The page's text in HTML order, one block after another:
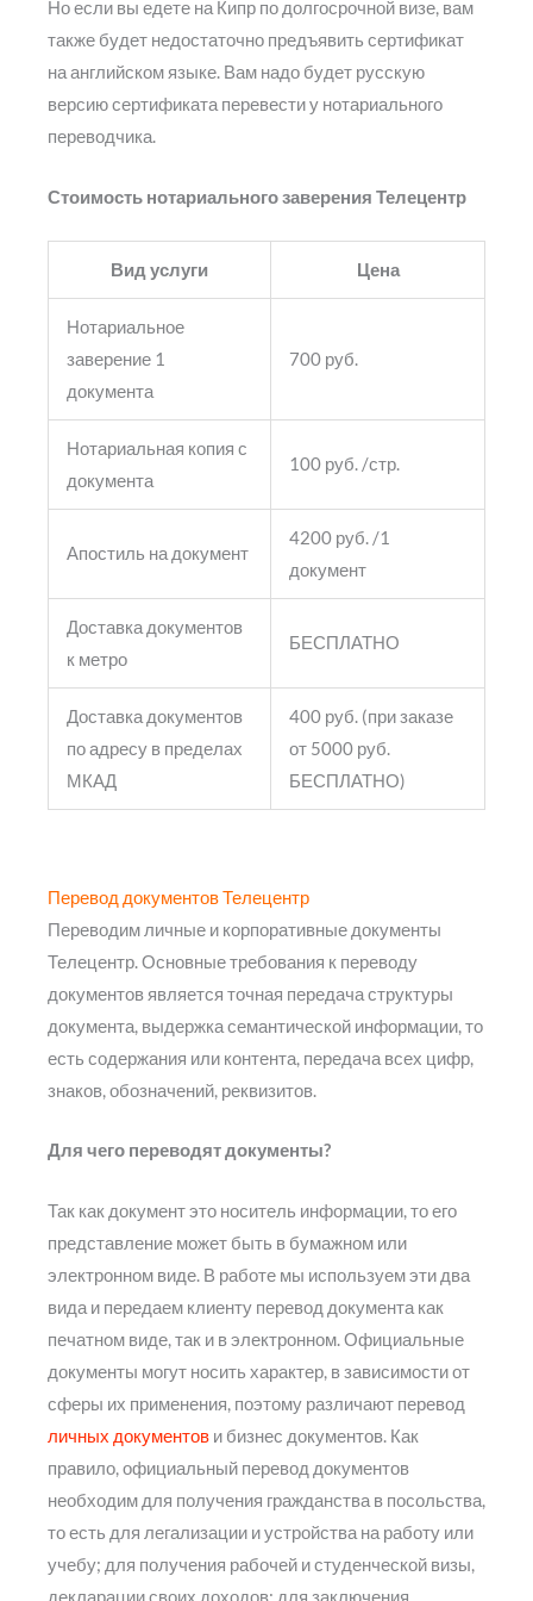
Но если вы едете на Кипр по долгосрочной визе, вам
также будет недостаточно предъявить сертификат
на английском языке. Вам надо будет русскую
версию сертификата перевести у нотариального
переводчика.
Стоимость нотариального заверения Телецентр
Вид услуги Цена
Нотариальное
заверение 1
документа
700 руб.
Нотариальная копия с
документа
100 руб. /стр.
Апостиль на документ
4200 руб. /1
документ
Доставка документов
к метро
БЕСПЛАТНО
Доставка документов
по адресу в пределах
МКАД
400 руб. (при заказе
от 5000 руб.
БЕСПЛАТНО)
Перевод документов Телецентр
Переводим личные и корпоративные документы
Телецентр. Основные требования к переводу
документов является точная передача структуры
документа, выдержка семантической информации, то
есть содержания или контента, передача всех цифр,
знаков, обозначений, реквизитов.
Для чего переводят документы?
Так как документ это носитель информации, то его
представление может быть в бумажном или
электронном виде. В работе мы используем эти два
вида и передаем клиенту перевод документа как
печатном виде, так и в электронном. Официальные
документы могут носить характер, в зависимости от
сферы их применения, поэтому различают перевод
личных документов и бизнес документов. Как
правило, официальный перевод документов
необходим для получения гражданства в посольства,
то есть для легализации и устройства на работу или
учебу; для получения рабочей и студенческой визы,
декларации своих доходов; для заключения